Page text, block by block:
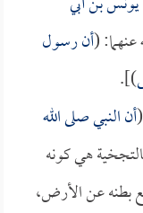
(أن رسول
)].
أن النبي صلى الله
هي كونه
بطنه عن الأرض،